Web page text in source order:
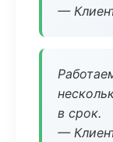
—
в срок.
—